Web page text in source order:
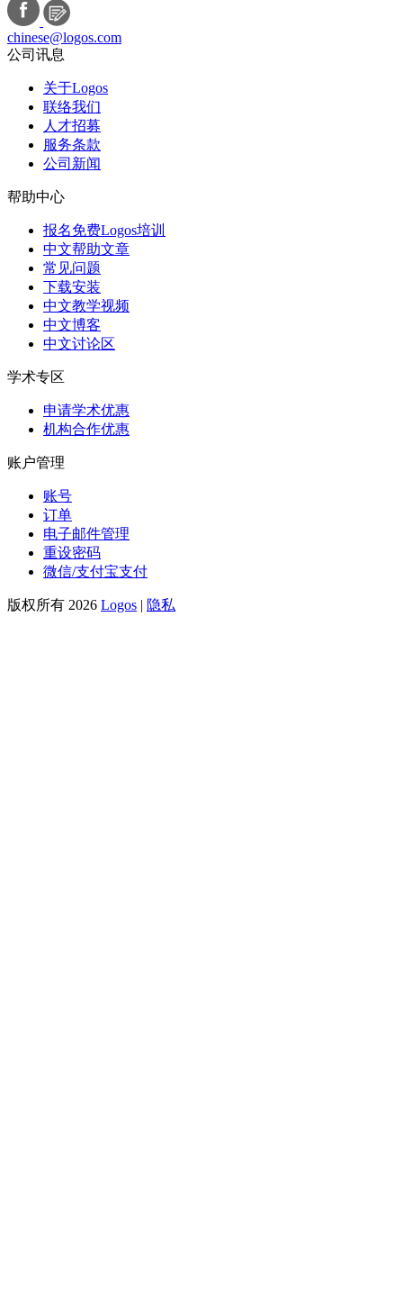
chinese@logos.com
公司讯息
关于Logos
联络我们
人才招募
服务条款
公司新闻
帮助中心
报名免费Logos培训
中文帮助文章
常见问题
下载安装
中文教学视频
中文博客
中文讨论区
学术专区
申请学术优惠
机构合作优惠
账户管理
账号
订单
电子邮件管理
重设密码
微信/支付宝支付
版权所有 2026 Logos | 隐私